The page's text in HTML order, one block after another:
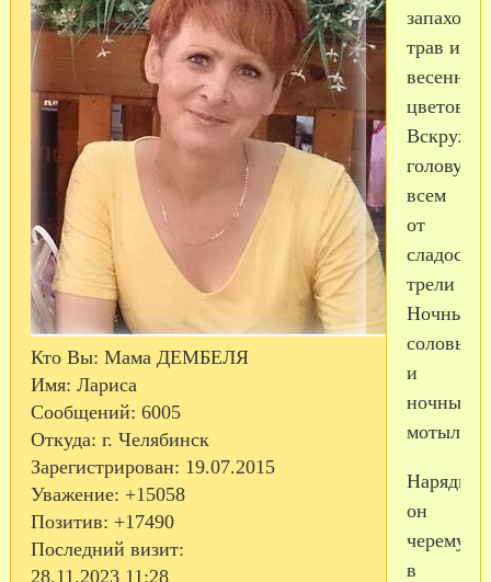
Кто Вы: Мама ДЕМБЕЛЯ
Имя: Лариса
Сообщений: 6005
Откуда: г. Челябинск
Зарегистрирован: 19.07.2015
Уважение: +15058
Позитив: +17490
Последний визит:
28.11.2023 11:28
запахом
трав и
весенних
цветов,
Вскружит
голову
всем
от
трели
Ночных
соловьев
и
ночных
Нарядил
он
черемуху
в